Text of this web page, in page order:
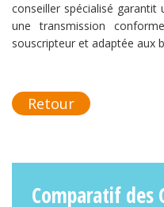
conseiller spécialisé
une transmission
souscripteur et adaptée aux
Retour
Comparatif des